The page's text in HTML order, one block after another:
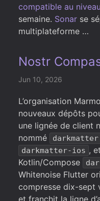
compatible au
semaine. Sonar se
multiplateforme …
Nostr
Jun 10, 2026
L’organisation
nouveaux dépôts
une lignée de client
nommé
darkmatter
darkmatter-ios ,
Kotlin/Compose
Whitenoise Flutter
compresse dix-sept
et franchit la ligne